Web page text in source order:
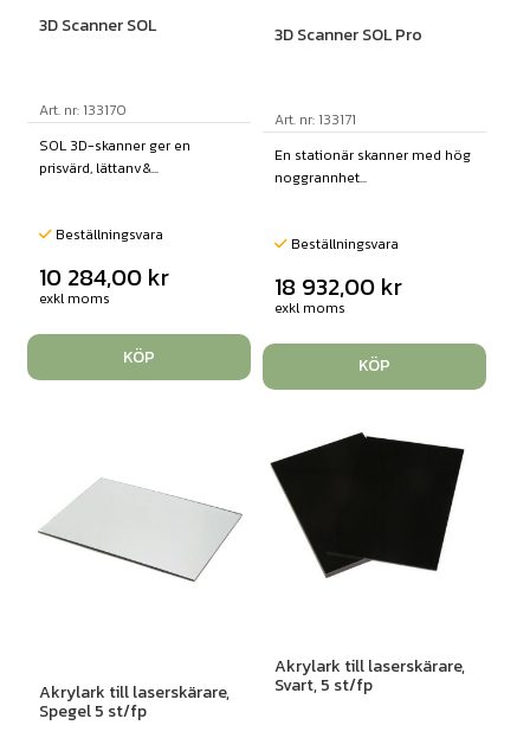
3D Scanner SOL
Art. nr: 133170
SOL 3D-skanner ger en
prisvärd, lättanv&...
Beställningsvara
10 284,00 kr
exkl moms
KÖP
3D Scanner SOL Pro
Art. nr: 133171
En stationär skanner med hög
noggrannhet...
Beställningsvara
18 932,00 kr
exkl moms
KÖP
Akrylark till laserskärare,
Spegel 5 st/fp
Akrylark till laserskärare,
Svart, 5 st/fp